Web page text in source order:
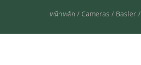
หน้าหลัก/ Cameras / Basler/